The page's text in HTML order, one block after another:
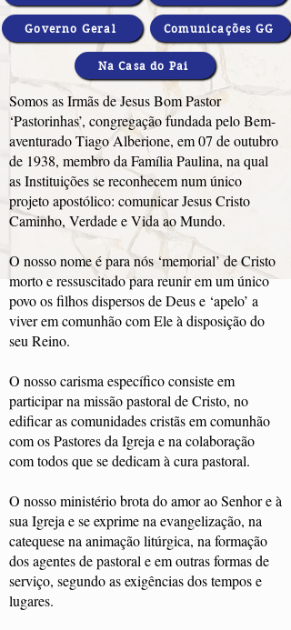
Somos as Irmãs de Jesus Bom Pastor
‘Pastorinhas’, congregação fundada pelo Bem-
aventurado Tiago Alberione, em 07 de outubro
de 1938, membro da Família Paulina, na qual
as Instituições se reconhecem num único
projeto apostólico: comunicar Jesus Cristo
Caminho, Verdade e Vida ao Mundo.
O nosso nome é para nós ‘memorial’ de Cristo
morto e ressuscitado para reunir em um único
povo os filhos dispersos de Deus e ‘apelo’ a
viver em comunhão com Ele à disposição do
seu Reino.
O nosso carisma específico consiste em
participar na missão pastoral de Cristo, no
edificar as comunidades cristãs em comunhão
com os Pastores da Igreja e na colaboração
com todos que se dedicam à cura pastoral.
O nosso ministério brota do amor ao Senhor e à
sua Igreja e se exprime na evangelização, na
catequese na animação litúrgica, na formação
dos agentes de pastoral e em outras formas de
serviço, segundo as exigências dos tempos e
lugares.
Governo Geral Comunicações GG
Na Casa do Pai